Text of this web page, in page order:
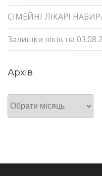
СІМЕЙНІ ЛІКАРІ
Залишки ліків на
Архів
Архів